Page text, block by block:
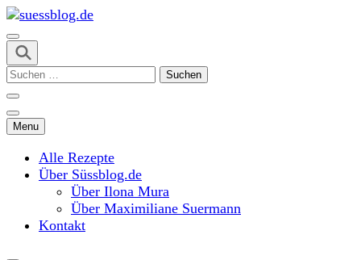
Skip
to
content
(Press
Enter)
suessblog.de
Suchen
Menu
Alle Rezepte
Über Süssblog.de
Über Ilona Mura
Über Maximiliane Suermann
Kontakt